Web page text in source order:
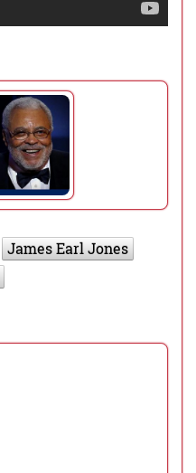
James Earl Jones